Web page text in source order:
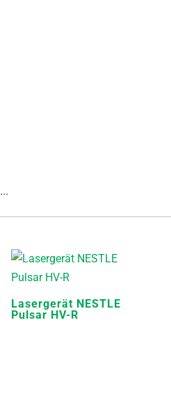
Lasergerät NESTLE
Pulsar HV-R